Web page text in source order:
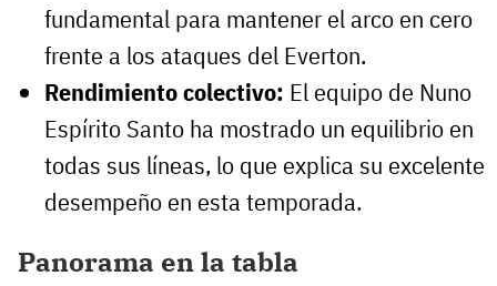
fundamental para mantener el arco en cero
frente a los ataques del Everton.
Rendimiento colectivo: El equipo de Nuno
Espírito Santo ha mostrado un equilibrio en
todas sus líneas, lo que explica su excelente
desempeño en esta temporada.
Panorama en la tabla